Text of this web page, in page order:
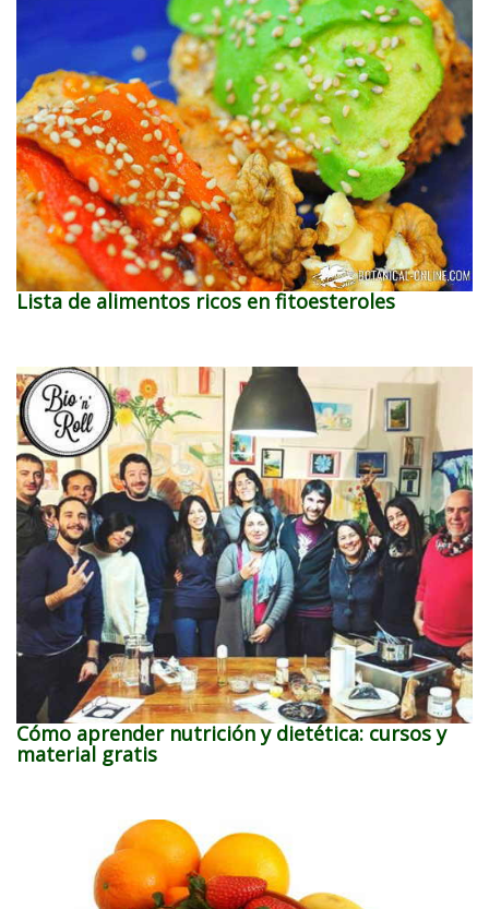
Lista de alimentos ricos en fitoesteroles
Cómo aprender nutrición y dietética: cursos y
material gratis